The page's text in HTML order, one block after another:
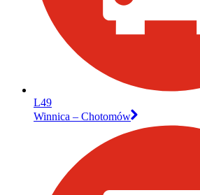
L49
Winnica – Chotomów